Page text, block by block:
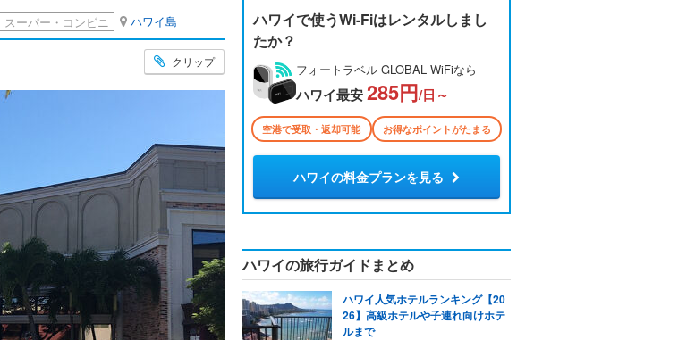
スーパー・コンビニ ハワイ島
クリップ
ハワイで使うWi-Fiはレンタルしまし
たか？
フォートラベル GLOBAL WiFiなら
ハワイ最安285円/日～
空港で受取・返却可能 お得なポイントがたまる
ハワイの料金プランを見る
ハワイの旅行ガイドまとめ
ハワイ人気ホテルランキング【20
26】高級ホテルや子連れ向けホテ
ルまで